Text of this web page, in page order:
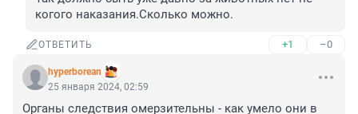
когого наказания.Сколько можно.
ОТВЕТИТЬ +1 –0
hyperborean
25 января 2024, 02:59
Органы следствия омерзительны - как умело они в